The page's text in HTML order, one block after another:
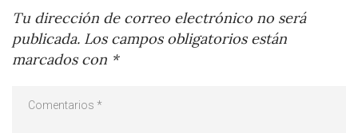
Tu dirección de correo electrónico no será
publicada. Los campos obligatorios están
marcados con *